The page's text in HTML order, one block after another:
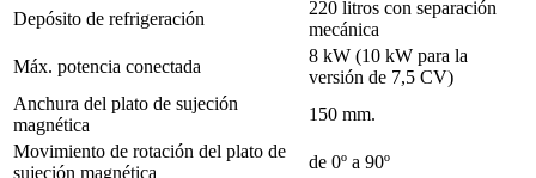
Depósito de refrigeración
220 litros con separación
mecánica
Máx. potencia conectada
8 kW (10 kW para la
versión de 7,5 CV)
Anchura del plato de sujeción
magnética
150 mm.
Movimiento de rotación del plato de
sujeción magnética
de 0º a 90º